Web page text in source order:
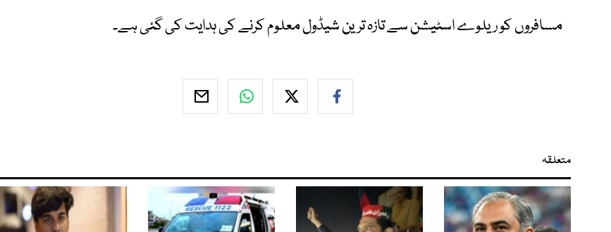
مسافروں کو ریلوے اسٹیشن سے تازہ ترین شیڈول معلوم کرنے کی ہدایت کی گئی ہے۔
متعلقہ